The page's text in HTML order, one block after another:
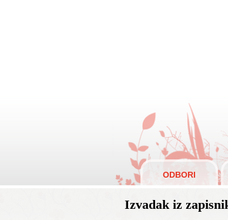
ODBORI
Izvadak iz